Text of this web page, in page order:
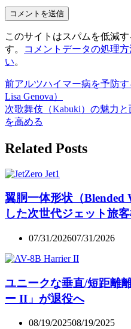
このサイトはスパムを低減
す。
コメントデータの処理
い。
前アルツハイマー病を予防
Lisa Genova）
次歌舞伎（Kabuki）の魅力
を高める
Related Posts
翼胴一体形状（Blended
した次世代ジェット旅
07/31/202607/31/2026
ユニークな垂直/短距離
ー II」が退役へ
08/19/202508/19/2025